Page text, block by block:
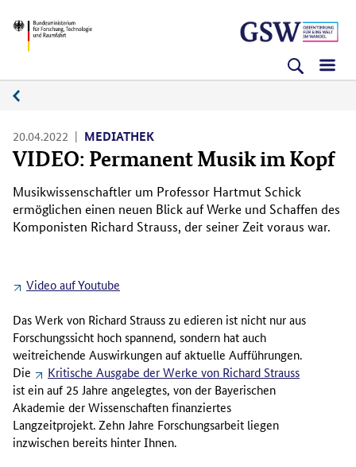
zum
(Eingabetaste)
zum
(Eingabetaste)
zur
(Eingabetaste)
BMFTR
20.04.2022 MEDIATHEK
VIDEO: Permanent Musik im Kopf
Musikwissenschaftler um Professor Hartmut Schick
ermöglichen einen neuen Blick auf Werke und Schaffen des
Komponisten Richard Strauss, der seiner Zeit voraus war.
Video auf Youtube
Das Werk von Richard Strauss zu edieren ist nicht nur aus
Forschungssicht hoch spannend, sondern hat auch
weitreichende Auswirkungen auf aktuelle Aufführungen.
Die
Kritische Ausgabe der Werke von Richard Strauss
ist ein auf 25 Jahre angelegtes, von der Bayerischen
Akademie der Wissenschaften finanziertes
Langzeitprojekt. Zehn Jahre Forschungsarbeit liegen
inzwischen bereits hinter Ihnen.